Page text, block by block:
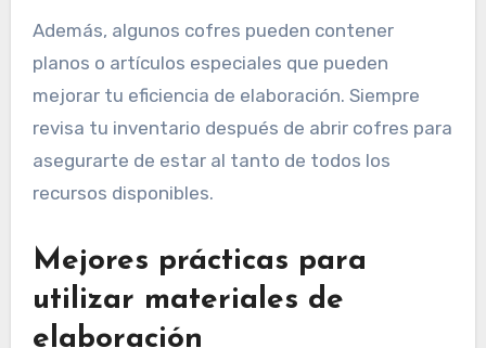
Además, algunos cofres pueden contener
planos o artículos especiales que pueden
mejorar tu eficiencia de elaboración. Siempre
revisa tu inventario después de abrir cofres para
asegurarte de estar al tanto de todos los
recursos disponibles.
Mejores prácticas para
utilizar materiales de
elaboración